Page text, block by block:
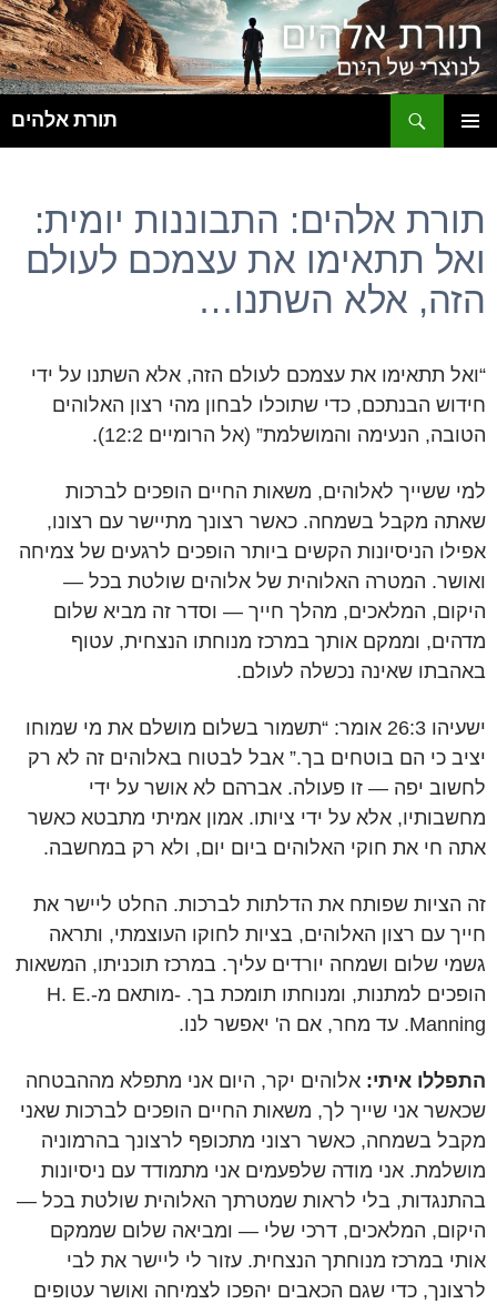
תורת אלהים
תורת אלהים: התבוננות יומית:
ואל תתאימו את עצמכם לעולם
הזה, אלא השתנו…
“ואל תתאימו את עצמכם לעולם הזה, אלא השתנו על ידי
חידוש הבנתכם, כדי שתוכלו לבחון מהי רצון האלוהים
הטובה, הנעימה והמושלמת” (אל הרומיים 12:2).
למי ששייך לאלוהים, משאות החיים הופכים לברכות
שאתה מקבל בשמחה. כאשר רצונך מתיישר עם רצונו,
אפילו הניסיונות הקשים ביותר הופכים לרגעים של צמיחה
ואושר. המטרה האלוהית של אלוהים שולטת בכל —
היקום, המלאכים, מהלך חייך — וסדר זה מביא שלום
מדהים, וממקם אותך במרכז מנוחתו הנצחית, עטוף
באהבתו שאינה נכשלה לעולם.
ישעיהו 26:3 אומר: “תשמור בשלום מושלם את מי שמוחו
יציב כי הם בוטחים בך.” אבל לבטוח באלוהים זה לא רק
לחשוב יפה — זו פעולה. אברהם לא אושר על ידי
מחשבותיו, אלא על ידי ציותו. אמון אמיתי מתבטא כאשר
אתה חי את חוקי האלוהים ביום יום, ולא רק במחשבה.
זה הציות שפותח את הדלתות לברכות. החלט ליישר את
חייך עם רצון האלוהים, בציות לחוקו העוצמתי, ותראה
גשמי שלום ושמחה יורדים עליך. במרכז תוכניתו, המשאות
הופכים למתנות, ומנוחתו תומכת בך. -מותאם מ-H. E.
Manning. עד מחר, אם ה' יאפשר לנו.
התפללו איתי: אלוהים יקר, היום אני מתפלא מההבטחה
שכאשר אני שייך לך, משאות החיים הופכים לברכות שאני
מקבל בשמחה, כאשר רצוני מתכופף לרצונך בהרמוניה
מושלמת. אני מודה שלפעמים אני מתמודד עם ניסיונות
בהתנגדות, בלי לראות שמטרתך האלוהית שולטת בכל —
היקום, המלאכים, דרכי שלי — ומביאה שלום שממקם
אותי במרכז מנוחתך הנצחית. עזור לי ליישר את לבי
לרצונך, כדי שגם הכאבים יהפכו לצמיחה ואושר עטופים